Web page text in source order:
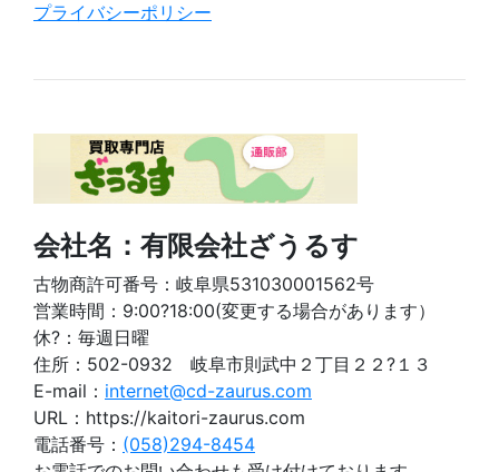
プライバシーポリシー
会社名：有限会社ざうるす
古物商許可番号：岐阜県531030001562号
営業時間：9:00?18:00(変更する場合があります）
休?：毎週日曜
住所：502-0932 岐阜市則武中２丁目２２?１３
E-mail： internet@cd-zaurus.com
URL：https://kaitori-zaurus.com
電話番号： (058)294-8454